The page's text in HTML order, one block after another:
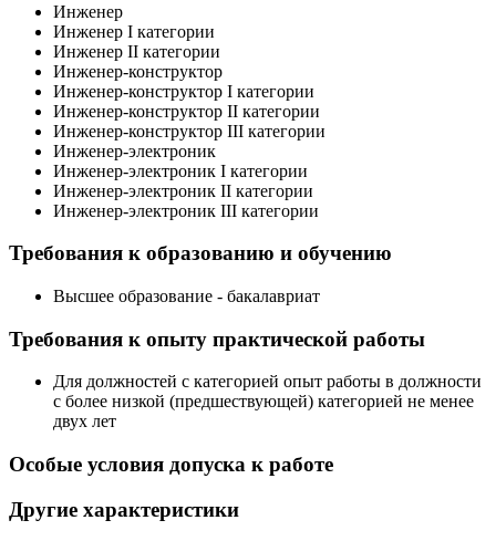
Инженер
Инженер I категории
Инженер II категории
Инженер-конструктор
Инженер-конструктор I категории
Инженер-конструктор II категории
Инженер-конструктор III категории
Инженер-электроник
Инженер-электроник I категории
Инженер-электроник II категории
Инженер-электроник III категории
Требования к образованию и обучению
Высшее образование - бакалавриат
Требования к опыту практической работы
Для должностей с категорией опыт работы в должности
с более низкой (предшествующей) категорией не менее
двух лет
Особые условия допуска к работе
Другие характеристики